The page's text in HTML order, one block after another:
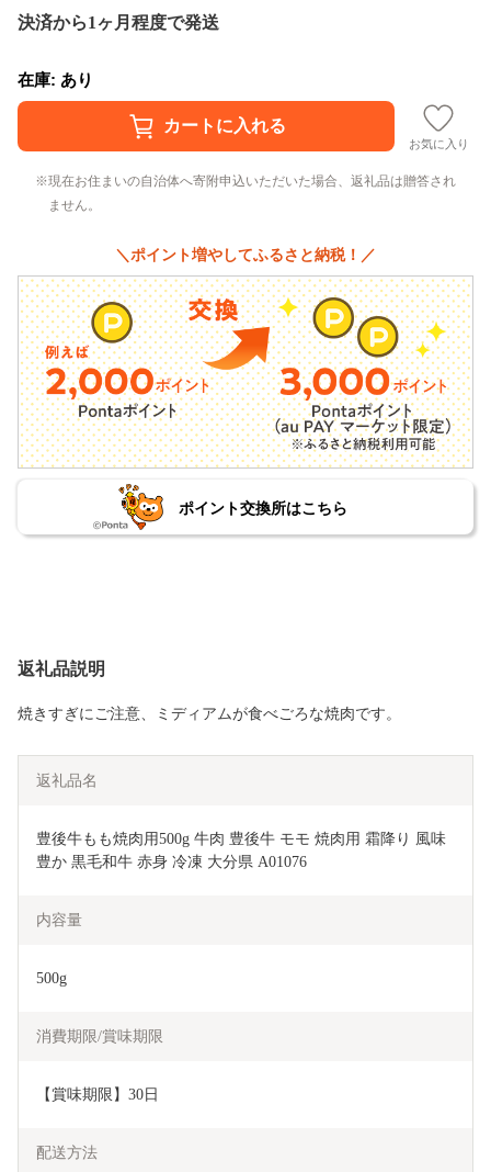
決済から1ヶ月程度で発送
在庫: あり
お気に入り
現在お住まいの自治体へ寄附申込いただいた場合、返礼品は贈答され
ません。
＼ポイント増やしてふるさと納税！／
ポイント交換所はこちら
返礼品説明
焼きすぎにご注意、ミディアムが食べごろな焼肉です。
返礼品名
豊後牛もも焼肉用500g 牛肉 豊後牛 モモ 焼肉用 霜降り 風味
豊か 黒毛和牛 赤身 冷凍 大分県 A01076
内容量
500g
消費期限/賞味期限
【賞味期限】30日
配送方法